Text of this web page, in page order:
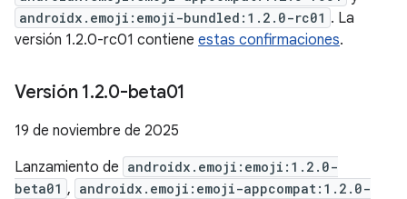
androidx.emoji:emoji-bundled:1.2.0-rc01 . La
versión 1.2.0-rc01 contiene estas confirmaciones.
Versión 1.2.0-beta01
19 de noviembre de 2025
Lanzamiento de androidx.emoji:emoji:1.2.0-
beta01 , androidx.emoji:emoji-appcompat:1.2.0-